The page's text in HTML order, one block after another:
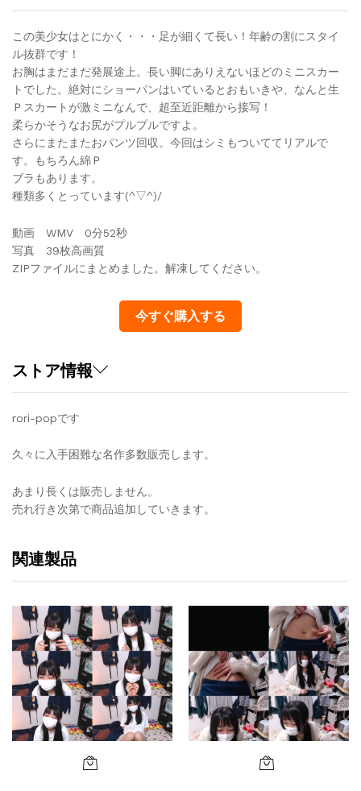
ゃ
ん
の
ス
カ
ー
ト
の
中
と
濯
物！！
part3
この美少女はとにかく・・・足が細くて長い！年齢の割にスタイ
ル抜群です！
お胸はまだまだ発展途上。長い脚にありえないほどのミニスカー
トでした。絶対にショーパンはいているとおもいきや、なんと生
Ｐスカートが激ミニなんで、超至近距離から接写！
柔らかそうなお尻がプルプルですよ。
さらにまたまたおパンツ回収。今回はシミもついててリアルで
す。もちろん綿Ｐ
ブラもあります。
種類多くとっています(^▽^)/
動画 WMV 0分52秒
写真 39枚高画質
ZIPファイルにまとめました。解凍してください。
今すぐ購入する
ストア情報
rori-popです
久々に入手困難な名作多数販売します。
あまり長くは販売しません。
売れ行き次第で商品追加していきます。
関連製品